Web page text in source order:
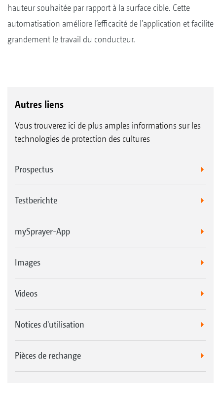
hauteur souhaitée par rapport à la surface cible. Cette
automatisation améliore l’efficacité de l'application et facilite
grandement le travail du conducteur.
Autres liens
Vous trouverez ici de plus amples informations sur les
technologies de protection des cultures
Prospectus
Testberichte
mySprayer-App
Images
Videos
Notices d'utilisation
Pièces de rechange